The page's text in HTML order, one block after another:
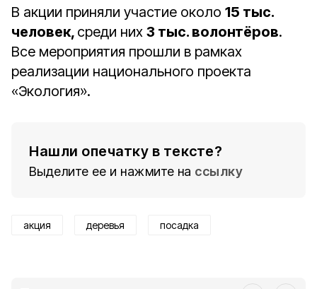
В акции приняли участие около 15 тыс.
человек, среди них 3 тыс. волонтёров.
Все мероприятия прошли в рамках
реализации национального проекта
«Экология».
Нашли опечатку в тексте?
Выделите ее и нажмите на ссылку
акция деревья посадка